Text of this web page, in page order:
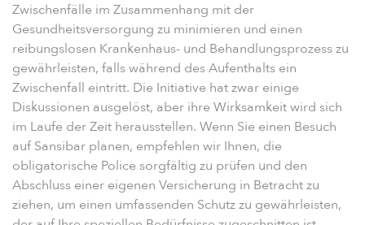
Zwischenfälle im Zusammenhang mit der
Gesundheitsversorgung zu minimieren und einen
reibungslosen Krankenhaus- und Behandlungsprozess zu
gewährleisten, falls während des Aufenthalts ein
Zwischenfall eintritt. Die Initiative hat zwar einige
Diskussionen ausgelöst, aber ihre Wirksamkeit wird sich
im Laufe der Zeit herausstellen. Wenn Sie einen Besuch
auf Sansibar planen, empfehlen wir Ihnen, die
obligatorische Police sorgfältig zu prüfen und den
Abschluss einer eigenen Versicherung in Betracht zu
ziehen, um einen umfassenden Schutz zu gewährleisten,